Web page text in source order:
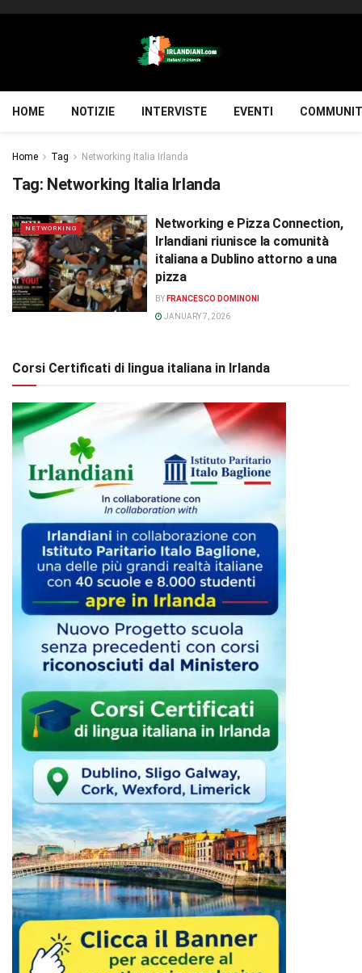
HOME NOTIZIE INTERVISTE EVENTI
Home Tag Networking Italia Irlanda
Tag: Networking Italia Irlanda
NETWORKING
Networking e Pizza Connection,
Irlandiani riunisce la comunità
italiana a Dublino attorno a una
pizza
BY FRANCESCO DOMINONI
JANUARY 7, 2026
Corsi Certificati di lingua italiana in Irlanda